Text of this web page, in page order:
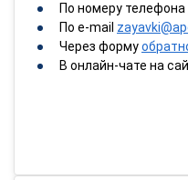
По номеру телефона
По e-mail
Через форму
В онлайн-чате на